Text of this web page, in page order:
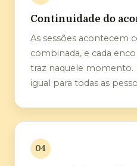
Continuidade do
As sessões acontecem
combinada, e cada
traz naquele momento.
igual para todas as
04